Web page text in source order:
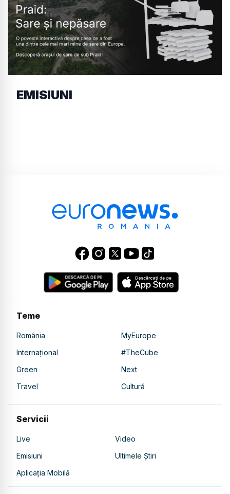
EMISIUNI
Teme
România
MyEurope
Internațional
#TheCube
Green
Next
Travel
Cultură
Servicii
Live
Video
Emisiuni
Ultimele Știri
Aplicația Mobilă